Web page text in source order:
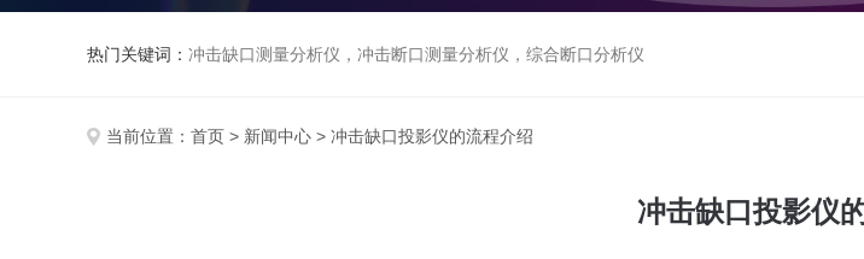
热门关键词： 冲击缺口测量分析仪，冲击断口测量分析仪，综合断口分析仪
当前位置： 首页 > 新闻中心 > 冲击缺口投影仪的流程介绍
冲击缺口投影仪